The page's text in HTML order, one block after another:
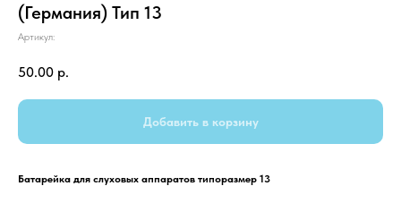
(Германия) Тип 13
Артикул:
50.00 р.
Добавить в корзину
Батарейка для слуховых аппаратов типоразмер 13